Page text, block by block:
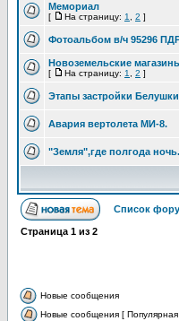
Мемориал
[ На страницу: 1 2 ]
Фотоальбом в/ч 95296
Новоземельские
[ На страницу: 1 2 ]
Этапы застройки Белушки
Авария вертолета МИ-8.
"Земля",где полгода ночь.
Список
Страница 1 из 2
Новые сообщения
Новые сообщения [